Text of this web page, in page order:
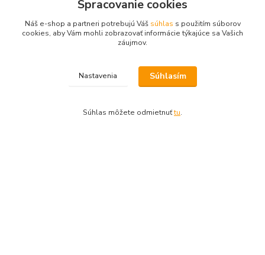
Ako nakupovať
Obchodné podmienky
Spracovanie cookies
Náš e-shop a partneri potrebujú Váš súhlas s použitím súborov
cookies, aby Vám mohli zobrazovať informácie týkajúce sa Vašich
záujmov.
Nastavenia Súhlasím
Súhlas môžete odmietnuťtu.